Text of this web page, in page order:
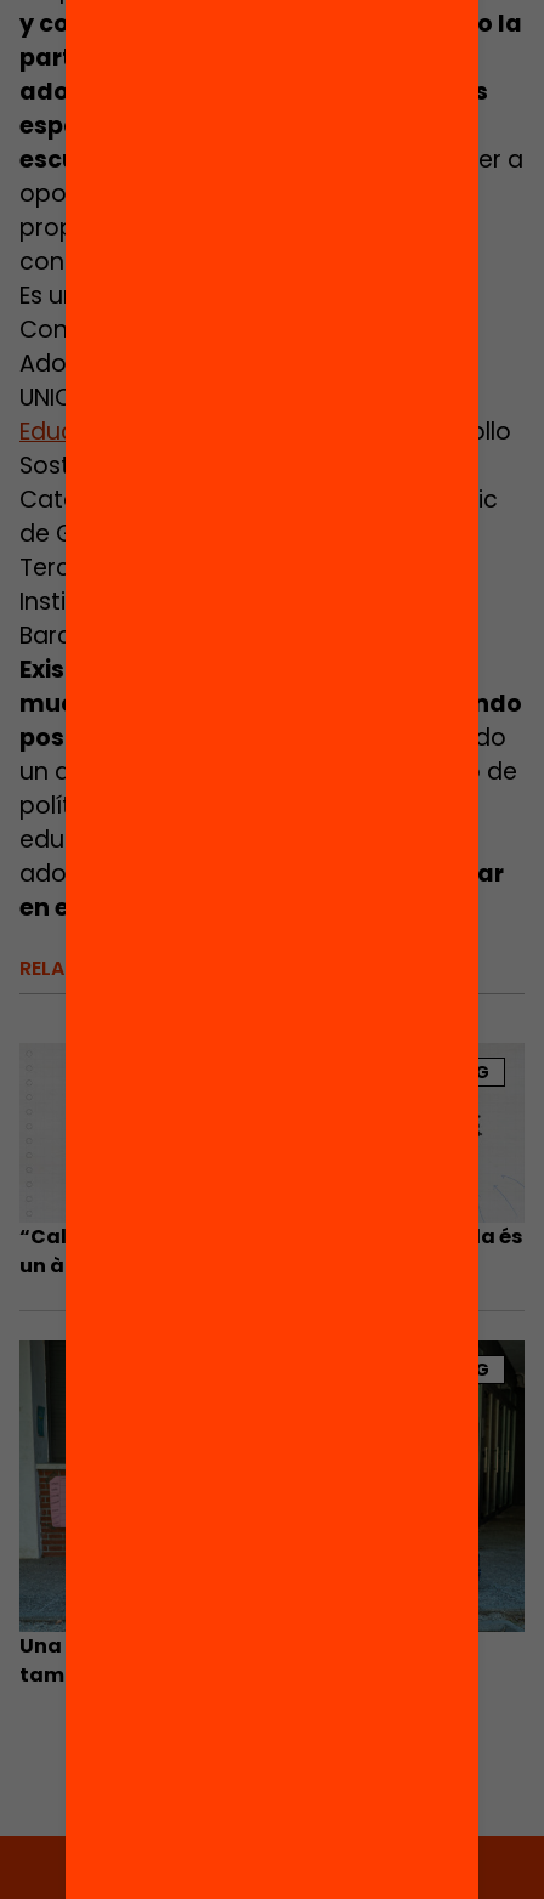
y con recursos sostenidos en el tiempo la
participación y el acceso de los
adolescentes a las actividades y a los
espacios educativos más allá de la
escuela.
Garantizar que pueden acceder a
oportunidades y experiencias que les
proporcionen más aprendizajes, más
confianza y más futuro.
Es un derecho reconocido por la
Convención de Derechos de los Niños y
Adolescentes. En la Agenda 2030 de la
UNICEF. En la
Educadoras
. En los Objetivos de Desarrollo
Sostenible de las Naciones Unidas. Y en
Cataluña, lo reivindican también el Síndic
de Greuges, la Mesa de Entidades del
Tercer Sector Social de Cataluña, y el
Instituto de Infancia y Adolescencia de
Barcelona, entre otras instituciones.
Existe un consenso institucional, y
muchos municipios ya lo están haciendo
posible,
pero todavía no se ha producido
un despliegue generalizado y sostenido de
políticas de país a favor de la equidad
educativa fuera de la escuela en la
adolescencia.
¿ Nos ponemos a trabajar
en ello con todas nuestras fuerzas?
RELACIONADOS
BLOG
“Cal que el Govern es cregui que el fora escola és
un àmbit a prioritzar i hi inverteixi”
BLOG
Una política de país per impulsar l’equitat
també fora l’escola